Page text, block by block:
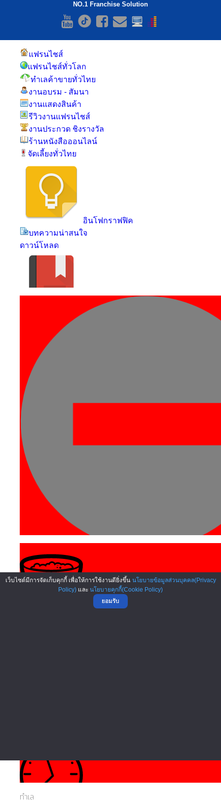
NO.1 Franchise Solution
เว็บไซต์มีการจัดเก็บคุกกี้ เพื่อให้การใช้งานดียิ่งขึ้น นโยบายข้อมูลส่วนบุคคล(Privacy
Policy) และ นโยบายคุกกี้(Cookie Policy)
ยอมรับ
แฟรนไชส์
แฟรนไชส์ทั่วโลก
ทำเลค้าขายทั่วไทย
งานอบรม - สัมนา
งานแสดงสินค้า
รีวิวงานแฟรนไชส์
งานประกวด ชิงรางวัล
ร้านหนังสือออนไลน์
จัดเลี้ยงทั่วไทย
อินโฟกราฟฟิค
บทความน่าสนใจ
ดาวน์โหลด
คำคมธุรกิจ
แบบทดสอบธุรกิจ
ร้านค้า SMEs Shop
อาคารสำนักงานให้เช่า
โรงงาน - คลังสินค้า
นิคมอุตสาหกรรม
สนับสนุน SMEs
ติดต่อเรา
กรุงเทพฯและปริมลฑล
อาหาร • เบเกอรี่
ทำเล